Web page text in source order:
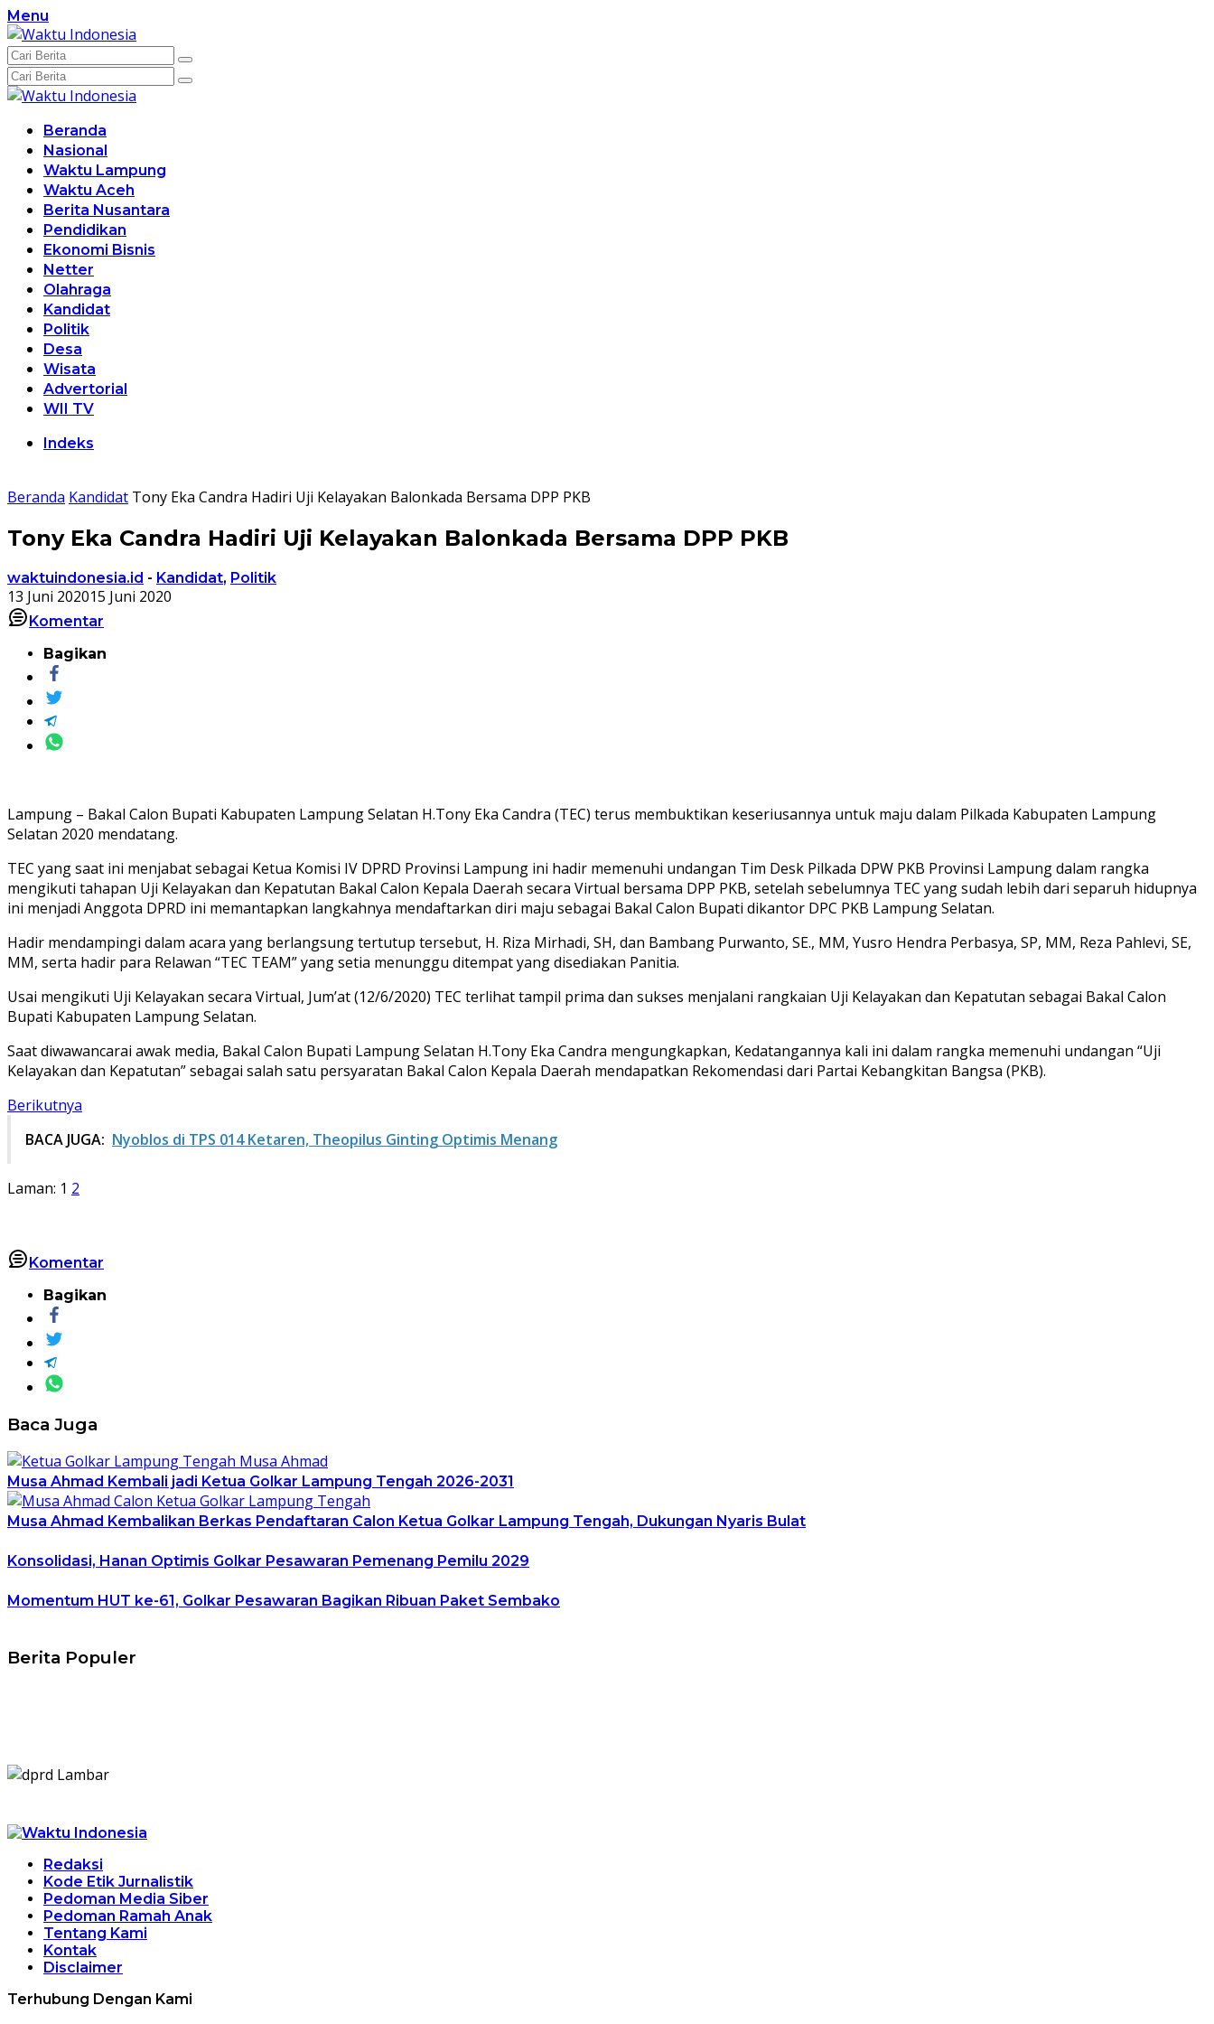
Langsung
ke
konten
Menu
Beranda
Nasional
Waktu Lampung
Waktu Aceh
Berita Nusantara
Pendidikan
Ekonomi Bisnis
Netter
Olahraga
Kandidat
Politik
Desa
Wisata
Advertorial
WII TV
Indeks
Beranda Kandidat Tony Eka Candra Hadiri Uji Kelayakan Balonkada Bersama DPP PKB
Tony Eka Candra Hadiri Uji Kelayakan Balonkada Bersama DPP PKB
waktuindonesia.id - Kandidat, Politik
13 Juni 202015 Juni 2020
Komentar
Bagikan
Lampung – Bakal Calon Bupati Kabupaten Lampung Selatan H.Tony Eka Candra (TEC) terus membuktikan keseriusannya untuk maju dalam Pilkada Kabupaten Lampung
Selatan 2020 mendatang.
TEC yang saat ini menjabat sebagai Ketua Komisi IV DPRD Provinsi Lampung ini hadir memenuhi undangan Tim Desk Pilkada DPW PKB Provinsi Lampung dalam rangka
mengikuti tahapan Uji Kelayakan dan Kepatutan Bakal Calon Kepala Daerah secara Virtual bersama DPP PKB, setelah sebelumnya TEC yang sudah lebih dari separuh hidupnya
ini menjadi Anggota DPRD ini memantapkan langkahnya mendaftarkan diri maju sebagai Bakal Calon Bupati dikantor DPC PKB Lampung Selatan.
Hadir mendampingi dalam acara yang berlangsung tertutup tersebut, H. Riza Mirhadi, SH, dan Bambang Purwanto, SE., MM, Yusro Hendra Perbasya, SP, MM, Reza Pahlevi, SE,
MM, serta hadir para Relawan “TEC TEAM” yang setia menunggu ditempat yang disediakan Panitia.
Usai mengikuti Uji Kelayakan secara Virtual, Jum’at (12/6/2020) TEC terlihat tampil prima dan sukses menjalani rangkaian Uji Kelayakan dan Kepatutan sebagai Bakal Calon
Bupati Kabupaten Lampung Selatan.
Saat diwawancarai awak media, Bakal Calon Bupati Lampung Selatan H.Tony Eka Candra mengungkapkan, Kedatangannya kali ini dalam rangka memenuhi undangan “Uji
Kelayakan dan Kepatutan” sebagai salah satu persyaratan Bakal Calon Kepala Daerah mendapatkan Rekomendasi dari Partai Kebangkitan Bangsa (PKB).
Berikutnya
BACA JUGA: Nyoblos di TPS 014 Ketaren, Theopilus Ginting Optimis Menang
Laman: 1 2
Komentar
Bagikan
Baca Juga
Musa Ahmad Kembali jadi Ketua Golkar Lampung Tengah 2026-2031
Musa Ahmad Kembalikan Berkas Pendaftaran Calon Ketua Golkar Lampung Tengah, Dukungan Nyaris Bulat
Konsolidasi, Hanan Optimis Golkar Pesawaran Pemenang Pemilu 2029
Momentum HUT ke-61, Golkar Pesawaran Bagikan Ribuan Paket Sembako
Berita Populer
Redaksi
Kode Etik Jurnalistik
Pedoman Media Siber
Pedoman Ramah Anak
Tentang Kami
Kontak
Disclaimer
Terhubung Dengan Kami